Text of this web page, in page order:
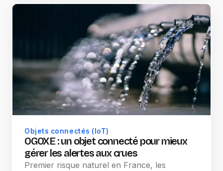
Objets connectés (IoT)
OGOXE : un objet connecté pour mieux
gérer les alertes aux crues
Premier risque naturel en France, les